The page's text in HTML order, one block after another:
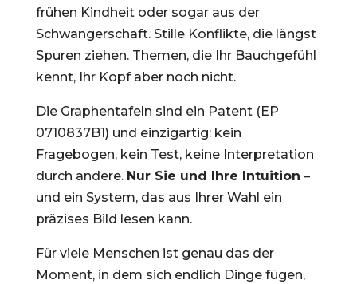
frühen Kindheit oder sogar aus der
Schwangerschaft. Stille Konflikte, die längst
Spuren ziehen. Themen, die Ihr Bauchgefühl
kennt, Ihr Kopf aber noch nicht.
Die Graphentafeln sind ein Patent (EP
0710837B1) und einzigartig: kein
Fragebogen, kein Test, keine Interpretation
durch andere. Nur Sie und Ihre Intuition –
und ein System, das aus Ihrer Wahl ein
präzises Bild lesen kann.
Für viele Menschen ist genau das der
Moment, in dem sich endlich Dinge fügen,